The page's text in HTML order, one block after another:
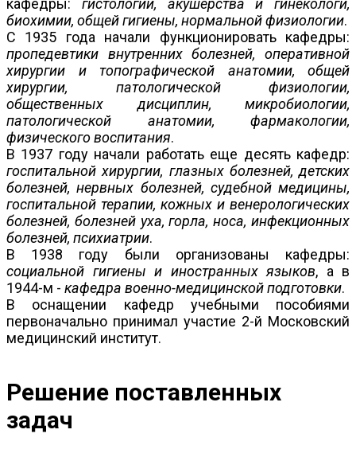
кафедры: гистологии, акушерства и гинекологи,
биохимии, общей гигиены, нормальной физиологии.
С 1935 года начали функционировать кафедры:
пропедевтики внутренних болезней, оперативной
хирургии и топографической анатомии, общей
хирургии, патологической физиологии,
общественных дисциплин, микробиологии,
патологической анатомии, фармакологии,
физического воспитания.
В 1937 году начали работать еще десять кафедр:
госпитальной хирургии, глазных болезней, детских
болезней, нервных болезней, судебной медицины,
госпитальной терапии, кожных и венерологических
болезней, болезней уха, горла, носа, инфекционных
болезней, психиатрии.
В 1938 году были организованы кафедры:
социальной гигиены и иностранных языков, а в
1944-м - кафедра военно-медицинской подготовки.
В оснащении кафедр учебными пособиями
первоначально принимал участие 2-й Московский
медицинский институт.
Решение поставленных
задач